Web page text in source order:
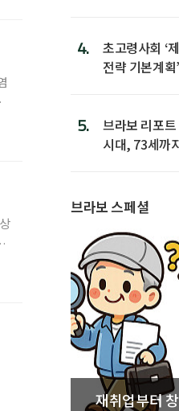
4.
초고령사회 ‘
전략 기본계
5.
브라보 리포트
시대, 73세까
브라보 스페셜
재취업부터